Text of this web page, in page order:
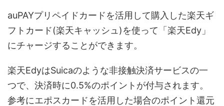
auPAYプリペイドカードを活用して購入した楽天ギ
フトカード(楽天キャッシュ)を使って「楽天Edy」
にチャージすることができます。
楽天EdyはSuicaのような非接触決済サービスの一
つで、決済時に0.5%のポイントが付与されます。
参考にエポスカードを活用した場合のポイント還元